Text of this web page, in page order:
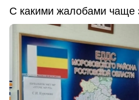
С какими жалобами чаще